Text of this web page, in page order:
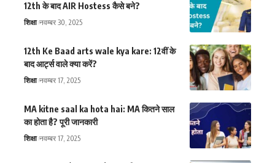
12th के बाद AIR Hostess कैसे बने?
शिक्षा नवम्बर 30, 2025
12th Ke Baad arts wale kya kare: 12वीं के
बाद आर्ट्स वाले क्या करें?
शिक्षा नवम्बर 17, 2025
MA kitne saal ka hota hai: MA कितने साल
का होता है? पूरी जानकारी
शिक्षा नवम्बर 17, 2025